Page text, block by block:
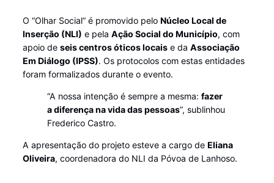
O “Olhar Social” é promovido pelo Núcleo Local de
Inserção (NLI) e pela Ação Social do Município, com
apoio de seis centros óticos locaise da Associação
Em Diálogo (IPSS). Os protocolos com estas entidades
foram formalizados durante o evento.
“A nossa intenção é sempre a mesma: fazer
a diferença na vida das pessoas”, sublinhou
Frederico Castro.
A apresentação do projeto esteve a cargo de Eliana
Oliveira, coordenadora do NLI da Póvoa de Lanhoso.